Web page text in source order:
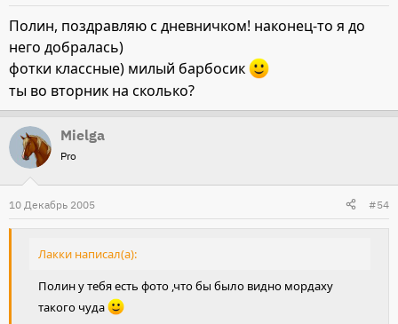
Полин, поздравляю с дневничком! наконец-то я до
него добралась)
фотки классные) милый барбосик
ты во вторник на сколько?
Mielga
Pro
10 Декабрь 2005 #54
Лакки написал(а):
Полин у тебя есть фото ,что бы было видно мордаху
такого чуда